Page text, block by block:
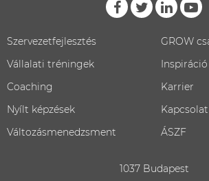
Szervezetfejlesztés
Vállalati tréningek
Coaching
Nyílt képzések
Változásmenedzsment
GROW
Inspiráció
Karrier
Kapcsolat
ÁSZF
1037 Budapest